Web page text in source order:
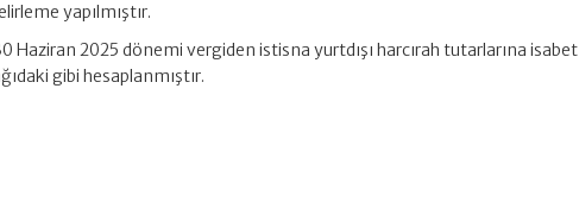
yapılmıştır.
Haziran 2025 dönemi vergiden istisna yurtdışı harcırah tutarlarına isabet
gibi hesaplanmıştır.